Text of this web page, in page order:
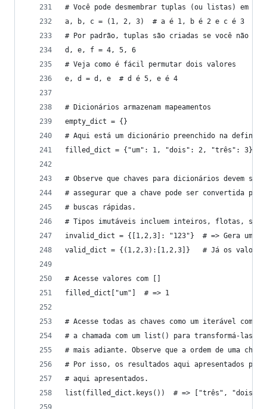
# Você pode desmembrar tuplas (ou listas) em
a, b, c = (1, 2, 3)  # a é 1, b é 2 e c é 3
# Por padrão, tuplas são criadas se você não
d, e, f = 4, 5, 6
# Veja como é fácil permutar dois valores
e, d = d, e  # d é 5, e é 4
# Dicionários armazenam mapeamentos
empty_dict = {}
# Aqui está um dicionário preenchido na
filled_dict = {"um": 1, "dois": 2, "três": 3}
# Observe que chaves para dicionários devem
# assegurar que a chave pode ser convertida
# buscas rápidas.
# Tipos imutáveis incluem inteiros, flotas,
invalid_dict = {[1,2,3]: "123"}  # => Gera um
valid_dict = {(1,2,3):[1,2,3]}   # Já os valores,
# Acesse valores com []
filled_dict["um"]  # => 1
# Acesse todas as chaves como um iterável com
# a chamada com um list() para transformá-las
# mais adiante. Observe que a ordem de uma
# Por isso, os resultados aqui apresentados
# aqui apresentados.
list(filled_dict.keys())  # => ["três", "dois",